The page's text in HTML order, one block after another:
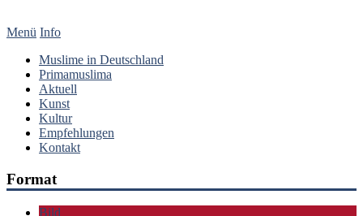
Menü Info
Muslime in Deutschland
Primamuslima
Aktuell
Kunst
Kultur
Empfehlungen
Kontakt
Format
Bild